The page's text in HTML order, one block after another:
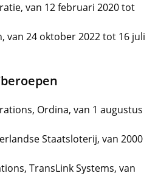
van 12 februari 2020 tot
van 24 oktober 2022 tot 16 juli
Ordina, van 1 augustus
Staatsloterij, van 2000
TransLink Systems, van